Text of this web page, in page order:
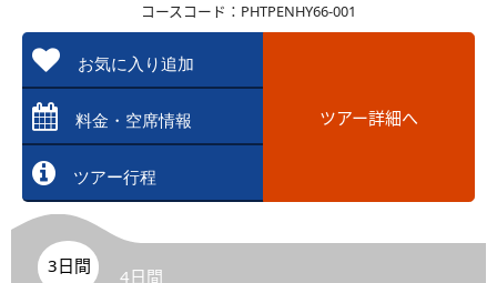
コースコード：PHTPENHY66-001
お気に入り追加
料金・空席情報
ツアー行程
ツアー詳細へ
3日間 4日間